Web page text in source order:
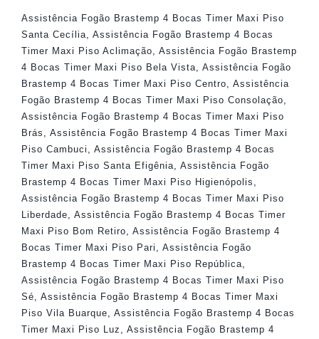
Assistência Fogão Brastemp 4 Bocas Timer Maxi Piso
Santa Cecília
Assistência Fogão Brastemp 4 Bocas
Timer Maxi Piso Aclimação
Assistência Fogão Brastemp
4 Bocas Timer Maxi Piso Bela Vista
Assistência Fogão
Brastemp 4 Bocas Timer Maxi Piso Centro
Assistência
Fogão Brastemp 4 Bocas Timer Maxi Piso Consolação
Assistência Fogão Brastemp 4 Bocas Timer Maxi Piso
Brás
Assistência Fogão Brastemp 4 Bocas Timer Maxi
Piso Cambuci
Assistência Fogão Brastemp 4 Bocas
Timer Maxi Piso Santa Efigênia
Assistência Fogão
Brastemp 4 Bocas Timer Maxi Piso Higienópolis
Assistência Fogão Brastemp 4 Bocas Timer Maxi Piso
Liberdade
Assistência Fogão Brastemp 4 Bocas Timer
Maxi Piso Bom Retiro
Assistência Fogão Brastemp 4
Bocas Timer Maxi Piso Pari
Assistência Fogão
Brastemp 4 Bocas Timer Maxi Piso República
Assistência Fogão Brastemp 4 Bocas Timer Maxi Piso
Sé
Assistência Fogão Brastemp 4 Bocas Timer Maxi
Piso Vila Buarque
Assistência Fogão Brastemp 4 Bocas
Timer Maxi Piso Luz
Assistência Fogão Brastemp 4